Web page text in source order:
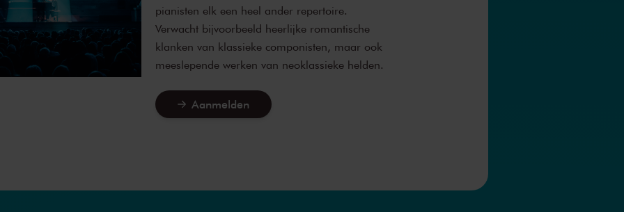
pianisten elk een heel ander repertoire.
Verwacht bijvoorbeeld heerlijke romantische
klanken van klassieke componisten, maar ook
meeslepende werken van neoklassieke helden.
Aanmelden